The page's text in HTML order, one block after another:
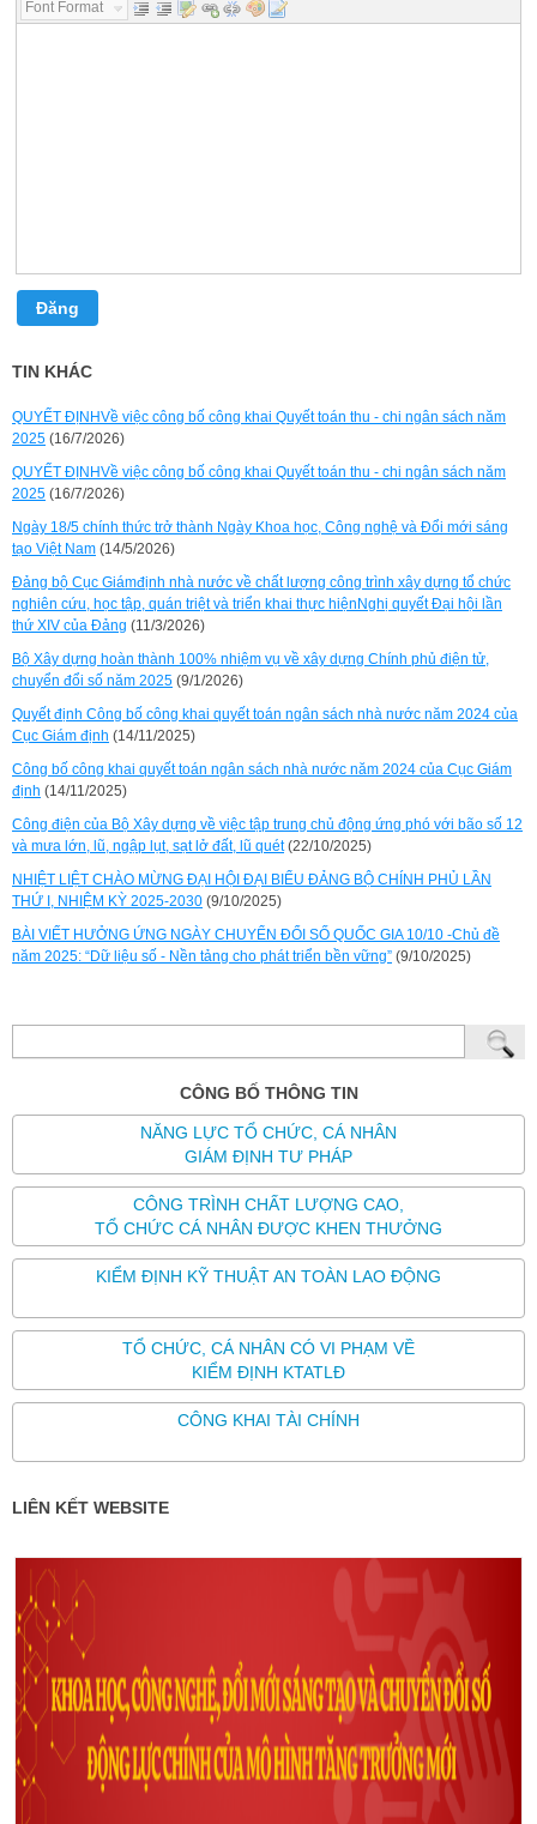
Font Format...
Đăng
TIN KHÁC
QUYẾT ĐỊNHVề việc công bố công khai Quyết toán thu - chi ngân sách năm
2025 (16/7/2026)
QUYẾT ĐỊNHVề việc công bố công khai Quyết toán thu - chi ngân sách năm
2025 (16/7/2026)
Ngày 18/5 chính thức trở thành Ngày Khoa học, Công nghệ và Đổi mới sáng
tạo Việt Nam (14/5/2026)
Đảng bộ Cục Giámđịnh nhà nước về chất lượng công trình xây dựng tổ chức
nghiên cứu, học tập, quán triệt và triển khai thực hiệnNghị quyết Đại hội lần
thứ XIV của Đảng (11/3/2026)
Bộ Xây dựng hoàn thành 100% nhiệm vụ về xây dựng Chính phủ điện tử,
chuyển đổi số năm 2025 (9/1/2026)
Quyết định Công bố công khai quyết toán ngân sách nhà nước năm 2024 của
Cục Giám định (14/11/2025)
Công bố công khai quyết toán ngân sách nhà nước năm 2024 của Cục Giám
định (14/11/2025)
Công điện của Bộ Xây dựng về việc tập trung chủ động ứng phó với bão số 12
và mưa lớn, lũ, ngập lụt, sạt lở đất, lũ quét(22/10/2025)
NHIỆT LIỆT CHÀO MỪNG ĐẠI HỘI ĐẠI BIỂU ĐẢNG BỘ CHÍNH PHỦ LẦN
THỨ I, NHIỆM KỲ 2025-2030 (9/10/2025)
BÀI VIẾT HƯỞNG ỨNG NGÀY CHUYỂN ĐỔI SỐ QUỐC GIA 10/10 -Chủ đề
năm 2025: “Dữ liệu số - Nền tảng cho phát triển bền vững” (9/10/2025)
CÔNG BỐ THÔNG TIN
NĂNG LỰC TỔ CHỨC, CÁ NHÂN
GIÁM ĐỊNH TƯ PHÁP
CÔNG TRÌNH CHẤT LƯỢNG CAO,
TỔ CHỨC CÁ NHÂN ĐƯỢC KHEN THƯỞNG
KIỂM ĐỊNH KỸ THUẬT AN TOÀN LAO ĐỘNG
TỔ CHỨC, CÁ NHÂN CÓ VI PHẠM VỀ
KIỂM ĐỊNH KTATLĐ
CÔNG KHAI TÀI CHÍNH
LIÊN KẾT WEBSITE